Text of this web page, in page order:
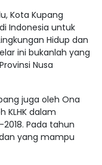
Kota Kupang
Indonesia untuk
Hidup dan
ini bukanlah yang
Nusa
juga oleh Ona
KLHK dalam
Pada tahun
yang mampu